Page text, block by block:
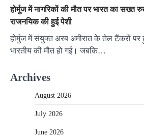
होर्मुज में नागरिकों की मौत पर भारत का सख्त
राजनयिक की हुई पेशी
होर्मुज में संयुक्त अरब अमीरात के तेल टैंकरों पर
भारतीय की मौत हो गई। जबकि…
Archives
August 2026
July 2026
June 2026